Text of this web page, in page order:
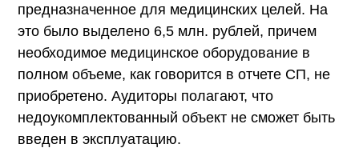
предназначенное для медицинских целей. На
это было выделено 6,5 млн. рублей, причем
необходимое медицинское оборудование в
полном объеме, как говорится в отчете СП, не
приобретено. Аудиторы полагают, что
недоукомплектованный объект не сможет быть
введен в эксплуатацию.